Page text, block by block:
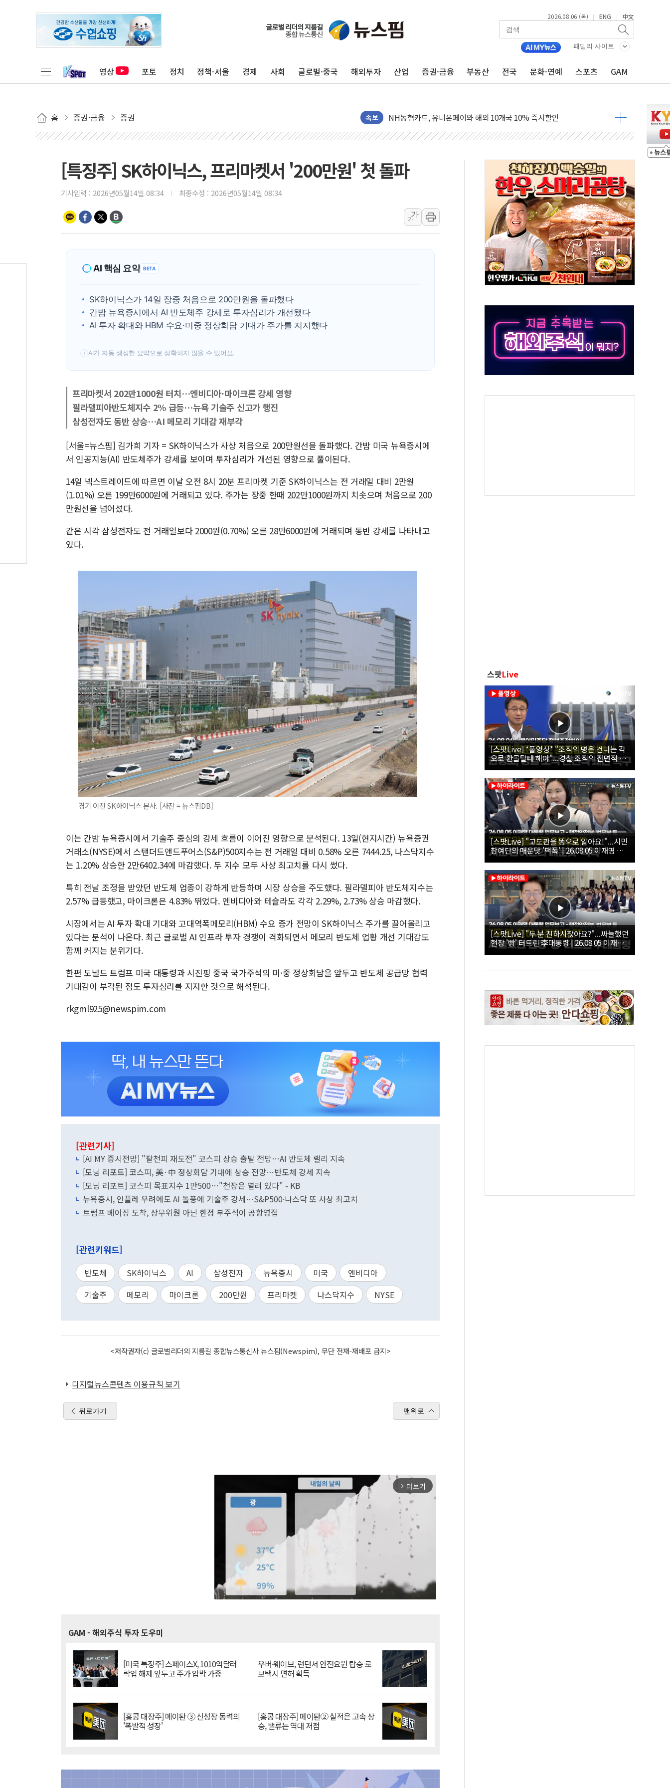
2026.08.06 (목) | ENG | 中文
패밀리 사이트
영상 포토 정치 정책·서울 경제 사회 글로벌·중국 해외투자 산업 증권·금융 부동산 전국 문화·연예 스포츠 GAM
홈 증권·금융 증권 속보
플래티어, '엑스젠' 운영·신뢰·확장성 강화
현대캐피탈, '제네시스 파이낸스 썸머 페스타' 진행…리스·렌트 할인
피아이이, 'K-HERO 육성·지원사업' 최종 공동연구기관 선정
[특징주] SK하이닉스 8%대 급락…주주환원·솔리다임 이슈 부각
다임바이오, 정부 R&D 과제 선정
반도체 호조에 6월 경상수지 '역대 최대'…한은 "연간 전망치 웃돌 듯"
종합특검, 한동훈에 12일 참고인 조사 통보…"계엄 후 당정대 회의 참석"
헥토파이낸셜, 상반기 영업익 137억원 '역대 최대'
애드포러스, 인큐베타와 'DV360' 활용 계약
[특징주] 심텍, 실적 반등에 6%대 급등…증권가도 눈높이 상향
유소년교육연구소, 충남교육청과 독서교육 사업 착수
"트럼프의 '先 호르무즈·後 핵협상' 전략, 이란에 주도권 넘길 위험"
허장 차관 "소부장, 국산화 넘어 세계 최고 기술 선점 전략으로"
[종합] 해수부, 신청사 부지 '부산 동구' 낙점…부산 북항에 짓는다
태명실업, 표준협회 환경·안전경영 인증..."현장 관리체계 고도화"
[특징주] SK하이닉스, 프리마켓서 '200만원' 첫 돌파
기사입력 : 2026년05월14일 08:34 최종수정 : 2026년05월14일 08:34
가
가
AI 핵심 요약 BETA
SK하이닉스가 14일 장중 처음으로 200만원을 돌파했다
간밤 뉴욕증시에서 AI 반도체주 강세로 투자심리가 개선됐다
AI 투자 확대와 HBM 수요·미중 정상회담 기대가 주가를 지지했다
! AI가 자동 생성한 요약으로 정확하지 않을 수 있어요.
프리마켓서 202만1000원 터치…엔비디아·마이크론 강세 영향
필라델피아반도체지수 2% 급등…뉴욕 기술주 신고가 행진
삼성전자도 동반 상승…AI 메모리 기대감 재부각
[서울=뉴스핌] 김가희 기자 = SK하이닉스가 사상 처음으로 200만원선을 돌파했다. 간밤 미국 뉴욕증시에
서 인공지능(AI) 반도체주가 강세를 보이며 투자심리가 개선된 영향으로 풀이된다.
14일 넥스트레이드에 따르면 이날 오전 8시 20분 프리마켓 기준 SK하이닉스는 전 거래일 대비 2만원
(1.01%) 오른 199만6000원에 거래되고 있다. 주가는 장중 한때 202만1000원까지 치솟으며 처음으로 200
만원선을 넘어섰다.
같은 시각 삼성전자도 전 거래일보다 2000원(0.70%) 오른 28만6000원에 거래되며 동반 강세를 나타내고
있다.
경기 이천 SK하이닉스 본사. [사진 = 뉴스핌DB]
이는 간밤 뉴욕증시에서 기술주 중심의 강세 흐름이 이어진 영향으로 분석된다. 13일(현지시간) 뉴욕증권
거래소(NYSE)에서 스탠더드앤드푸어스(S&P)500지수는 전 거래일 대비 0.58% 오른 7444.25, 나스닥지수
는 1.20% 상승한 2만6402.34에 마감했다. 두 지수 모두 사상 최고치를 다시 썼다.
특히 전날 조정을 받았던 반도체 업종이 강하게 반등하며 시장 상승을 주도했다. 필라델피아 반도체지수는
2.57% 급등했고, 마이크론은 4.83% 뛰었다. 엔비디아와 테슬라도 각각 2.29%, 2.73% 상승 마감했다.
시장에서는 AI 투자 확대 기대와 고대역폭메모리(HBM) 수요 증가 전망이 SK하이닉스 주가를 끌어올리고
있다는 분석이 나온다. 최근 글로벌 AI 인프라 투자 경쟁이 격화되면서 메모리 반도체 업황 개선 기대감도
함께 커지는 분위기다.
한편 도널드 트럼프 미국 대통령과 시진핑 중국 국가주석의 미·중 정상회담을 앞두고 반도체 공급망 협력
기대감이 부각된 점도 투자심리를 지지한 것으로 해석된다.
rkgml925@newspim.com
[관련기사]
[AI MY 증시전망] "팔천피 재도전" 코스피 상승 출발 전망…AI 반도체 랠리 지속
[모닝 리포트] 코스피, 美·中 정상회담 기대에 상승 전망…반도체 강세 지속
[모닝 리포트] 코스피 목표지수 1만500…"천장은 열려 있다" - KB
뉴욕증시, 인플레 우려에도 AI 돌풍에 기술주 강세…S&P500·나스닥 또 사상 최고치
트럼프 베이징 도착, 상무위원 아닌 한정 부주석이 공항영접
[관련키워드]
반도체 SK하이닉스 AI 삼성전자 뉴욕증시 미국
엔비디아
기술주
메모리 마이크론 200만원 프리마켓 나스닥지수 NYSE
<저작권자(c) 글로벌리더의 지름길 종합뉴스통신사 뉴스핌(Newspim), 무단 전재-재배포 금지>
디지털뉴스콘텐츠 이용규칙 보기
뒤로가기 맨위로
arrow_forward_ios 더보기
GAM - 해외주식 투자 도우미
[미국 특징주] 스페이스X, 1010억달러
락업 해제 앞두고 주가 압박 가중
우버·웨이브, 런던서 안전요원 탑승 로
보택시 면허 획득
[홍콩 대장주] 메이퇀 ③ 신성장 동력의
'폭발적 성장'
[홍콩 대장주] 메이퇀② 실적은 고속 상
승, 밸류는 역대 저점
스팟Live
[스팟Live] *풀영상* "조직의 명운 건다는 각
오로 환골탈태 해야"...경찰 조직의 전면적 쇄
신 촉구한 한병도 | 26.08.06 더불어민주당 정
책조정회의
[스팟Live] "교도관을 똥으로 알아요!"...시민
참여단의 매운맛 '팩폭' | 26.08.05 이재명 대
통령 업무보고 - 행정안전부, 법무부, 국무조
정실, 법제처, 인사혁신처
[스팟Live] "두 분 친하시잖아요?"...싸늘했던
현장 '빵' 터트린 李대통령 | 26.08.05 이재명
대통령 업무보고 - 행정안전부, 법무부 등